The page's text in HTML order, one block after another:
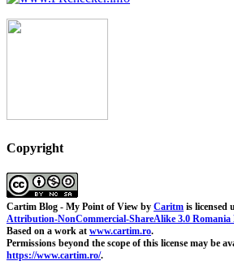
Copyright
Cartim Blog - My Point of View by Caritm is licensed
Attribution-NonCommercial-ShareAlike 3.0 Romania
Based on a work at www.cartim.ro.
Permissions beyond the scope of this license may be
https://www.cartim.ro/.